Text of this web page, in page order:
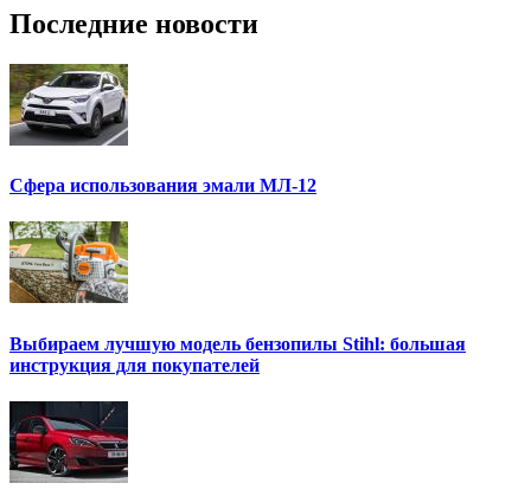
Последние новости
Сфера использования эмали МЛ-12
Выбираем лучшую модель бензопилы Stihl: большая
инструкция для покупателей